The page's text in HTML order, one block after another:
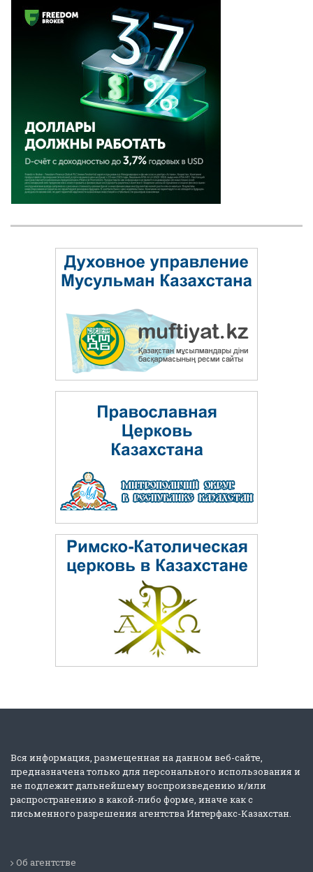
Вся информация, размещенная на данном веб-сайте,
предназначена только для персонального использования и
не подлежит дальнейшему воспроизведению и/или
распространению в какой-либо форме, иначе как с
письменного разрешения агентства Интерфакс-Казахстан.
Об агентстве